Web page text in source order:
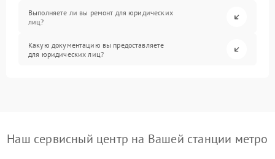
Выполняете ли вы ремонт для юридических
лиц?
Какую документацию вы предоставляете
для юридических лиц?
Наш сервисный центр на Вашей станции метро